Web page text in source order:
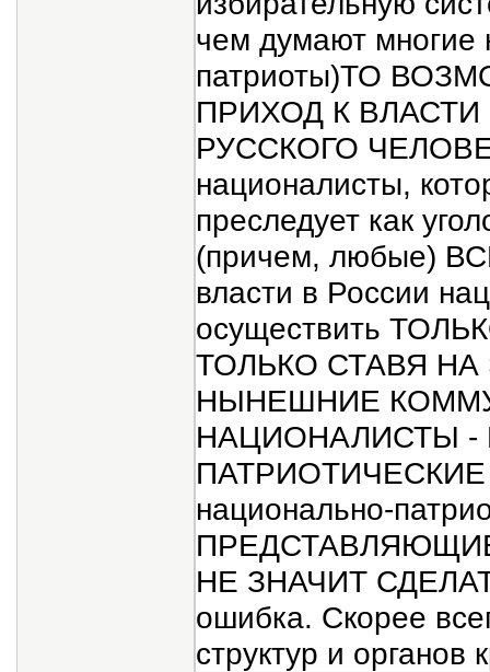
чем думают многие
патриоты)ТО
ПРИХОД К
РУССКОГО
националисты,
преследует как
(причем, любые)
власти в России
осуществить
ТОЛЬКО СТАВЯ НА
НЫНЕШНИЕ
НАЦИОНАЛИСТЫ -
ПАТРИОТИЧЕСКИЕ
национально-
ПРЕДСТАВЛЯЮЩИЕ
НЕ ЗНАЧИТ
ошибка. Скорее
структур и органов